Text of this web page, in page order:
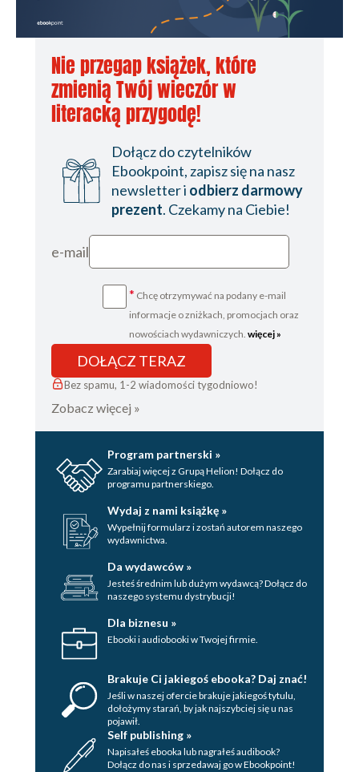
Nie przegap książek, które
zmienią Twój wieczór w
literacką przygodę!
Dołącz do czytelników
Ebookpoint, zapisz się na nasz
newsletter i odbierz darmowy
prezent. Czekamy na Ciebie!
e-mail
* Chcę otrzymywać na podany e-mail
informacje o zniżkach, promocjach oraz
nowościach wydawniczych. więcej »
DOŁĄCZ TERAZ
Bez spamu, 1-2 wiadomości tygodniowo!
Zobacz więcej »
Program partnerski »
Zarabiaj więcej z Grupą Helion! Dołącz do
programu partnerskiego.
Wydaj z nami książkę »
Wypełnij formularz i zostań autorem naszego
wydawnictwa.
Da wydawców »
Jesteś średnim lub dużym wydawcą? Dołącz do
naszego systemu dystrybucji!
Dla biznesu »
Ebooki i audiobooki w Twojej firmie.
Brakuje Ci jakiegoś ebooka? Daj znać!
Jeśli w naszej ofercie brakuje jakiegoś tytulu,
dołożymy starań, by jak najszybciej się u nas
pojawił.
Self publishing »
Napisałeś ebooka lub nagrałeś audibook?
Dołącz do nas i sprzedawaj go w Ebookpoint!